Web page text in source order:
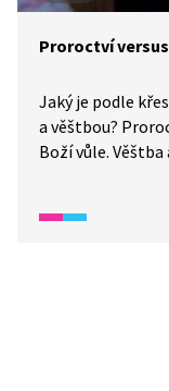
Proroctví
Jaký je podle
a věštbou?
Boží vůle.